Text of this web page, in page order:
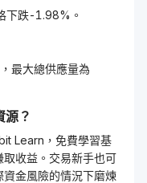
下跌-1.98%。
最大總供應量為
源？
Learn，免費學習基
收益。交易新手也可
金風險的情況下磨煉